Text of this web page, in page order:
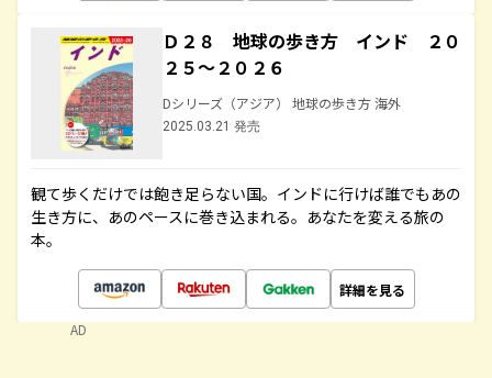
Ｄ２８ 地球の歩き方 インド ２０
２５～２０２６
Dシリーズ（アジア） 地球の歩き方 海外
2025.03.21 発売
観て歩くだけでは飽き足らない国。インドに行けば誰でもあの
生き方に、あのペースに巻き込まれる。あなたを変える旅の
本。
詳細を見る
AD